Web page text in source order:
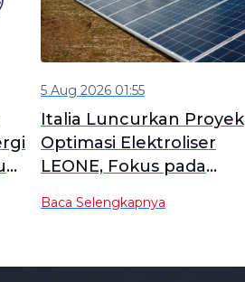
5 Aug 2026 01:55
Italia Luncurkan Proyek
Optimasi Elektroliser
LEONE, Fokus pada
Peningkatan Material
Baca Selengkapnya